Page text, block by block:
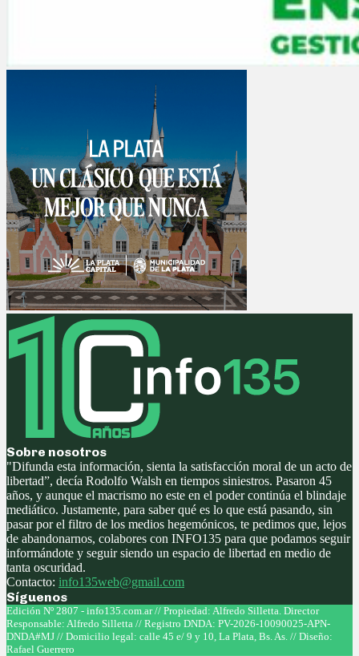
Sobre nosotros
"Difunda esta información, sienta la satisfacción moral de un acto de
libertad”, decía Rodolfo Walsh en tiempos siniestros. Pasaron 45
años, y aunque el macrismo no este en el poder continúa el blindaje
mediático. Justamente, para saber qué es lo que está pasando, sin
pasar por el filtro de los medios hegemónicos, te pedimos que, lejos
de abandonarnos, colabores con INFO135 para que podamos seguir
informándote y seguir siendo un espacio de libertad en medio de
tanta oscuridad.
Contacto: info135web@gmail.com
Síguenos
Facebook
Twitter
Instagram
Youtube
Edición Nº 2807 - info135.com.ar // Propiedad: Alfredo Silletta. Director
Responsable: Alfredo Silletta // Registro DNDA: PV-2026-10090025-APN-
DNDA#MJ // Domicilio legal: calle 45 e/ 9 y 10, La Plata, Bs. As. // Diseño:
Rafael Guerrero